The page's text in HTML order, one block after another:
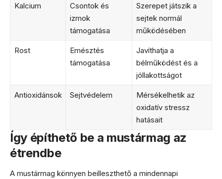
Kalcium
Csontok és
izmok
támogatása
Szerepet játszik a
sejtek normál
működésében
Rost
Emésztés
támogatása
Javíthatja a
bélműködést és a
jóllakottságot
Antioxidánsok Sejtvédelem
Mérsékelhetik az
oxidatív stressz
hatásait
Így építhető be a mustármag az
étrendbe
A mustármag könnyen beilleszthető a mindennapi